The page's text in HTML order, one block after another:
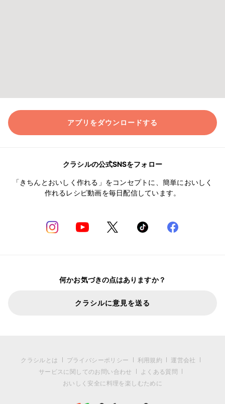
アプリをダウンロードする
クラシルの公式SNSをフォロー
「きちんとおいしく作れる」をコンセプトに、簡単においしく
作れるレシピ動画を毎日配信しています。
何かお気づきの点はありますか？
クラシルに意見を送る
クラシルとは プライバシーポリシー 利用規約
運営会社
サービスに関してのお問い合わせ
よくある質問
おいしく安全に料理を楽しむために